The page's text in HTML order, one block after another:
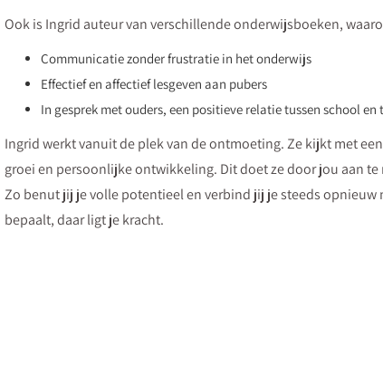
Ook is Ingrid auteur van verschillende onderwijsboeken,
Communicatie zonder frustratie in het onderwijs
Effectief en affectief lesgeven aan pubers
In gesprek met ouders, een positieve relatie tussen school en
Ingrid werkt vanuit de plek van de ontmoeting. Ze kijkt met
groei en persoonlijke ontwikkeling. Dit doet ze door jou aan
Zo benut jij je volle potentieel en verbind jij je steeds
bepaalt, daar ligt je kracht.